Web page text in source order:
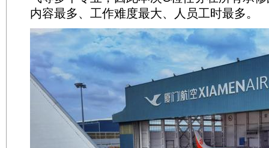
内容最多、工作难度最大、人员工时最多。